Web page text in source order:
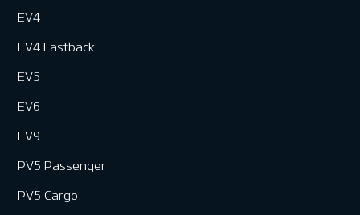
EV4
EV4 Fastback
EV5
EV6
EV9
PV5 Passenger
PV5 Cargo